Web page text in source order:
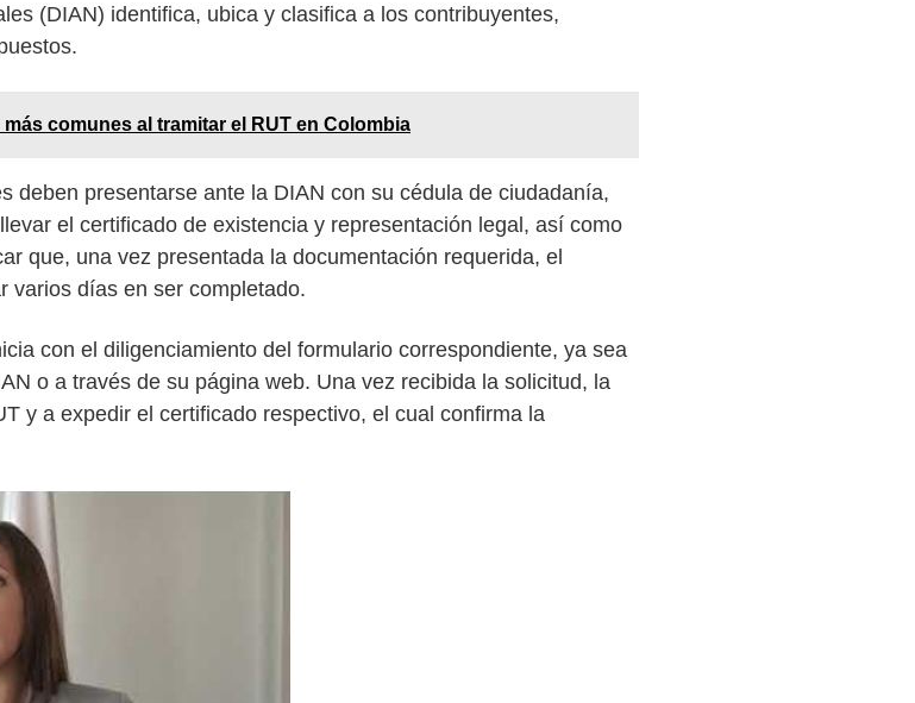
(DIAN) identifica, ubica y clasifica a los contribuyentes,
más comunes al tramitar el RUT en Colombia
deben presentarse ante la DIAN con su cédula de ciudadanía,
el certificado de existencia y representación legal, así como
que, una vez presentada la documentación requerida, el
varios días en ser completado.
con el diligenciamiento del formulario correspondiente, ya sea
o a través de su página web. Una vez recibida la solicitud, la
y a expedir el certificado respectivo, el cual confirma la